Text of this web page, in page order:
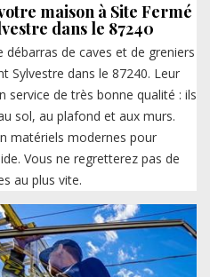
maison à Site Fermé
dans le 87240
débarras de caves et de greniers
Sylvestre dans le 87240. Leur
service de très bonne qualité : ils
sol, au plafond et aux murs.
matériels modernes pour
Vous ne regretterez pas de
au plus vite.